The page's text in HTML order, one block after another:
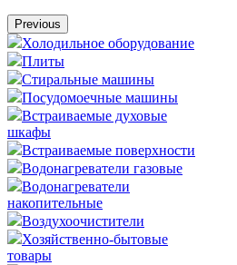
Previous
Холодильное оборудование
Плиты
Стиральные машины
Посудомоечные машины
Встраиваемые духовые
шкафы
Встраиваемые поверхности
Водонагреватели газовые
Водонагреватели
накопительные
Воздухоочистители
Хозяйственно-бытовые
товары